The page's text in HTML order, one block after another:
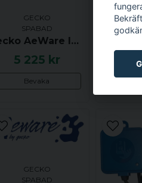
GECKO
SPABAD
Gecko AeWare IN K35 (TSC-35) Styrpanel - 6 Button
5 225 kr
Bevaka
4
GECKO
SPABAD